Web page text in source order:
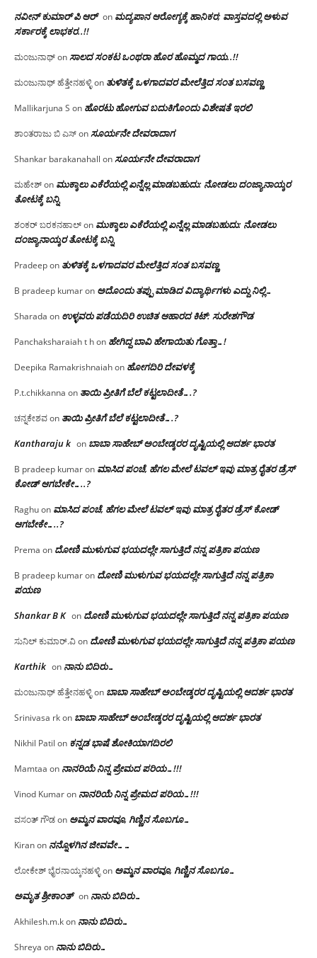
ನವೀನ್ ಕುಮಾರ್ ಪಿ ಆರ್ on ಮದ್ಯಪಾನ ಆರೋಗ್ಯಕ್ಕೆ ಹಾನಿಕರ; ವಾಸ್ತವದಲ್ಲಿ ಅಳುವ
ಸರ್ಕಾರಕ್ಕೆ ಲಾಭಕರ..!!
ಮಂಜುನಾಥ್onಸಾಲದ ಸಂಕಟ ಒಂಥರಾ ಹೊರ ಹೊಮ್ಮದ ಗಾಯ..!!
ಮಂಜುನಾಥ್ ಹೆತ್ತೇನಹಳ್ಳಿon ತುಳಿತಕ್ಕೆ ಒಳಗಾದವರ ಮೇಲೆತ್ತಿದ ಸಂತ ಬಸವಣ್ಣ
Mallikarjuna S on ಹೊರಟು ಹೋಗುವ ಬದುಕಿಗೊಂದು ವಿಶೇಷತೆ ಇರಲಿ
ಶಾಂತರಾಜು ಬಿ ಎಸ್onಸೂರ್ಯನೇ ದೇವರಾದಾಗ
Shankar barakanahall onಸೂರ್ಯನೇ ದೇವರಾದಾಗ
ಮಹೇಶ್on ಮುಕ್ಕಾಲು ಎಕೆರೆಯಲ್ಲಿ ಏನ್ನೆಲ್ಲ‌ ಮಾಡಬಹುದು: ನೋಡಲು ದಂಜ್ಯಾನಾಯ್ಕರ
ತೋಟಕ್ಕೆ ಬನ್ನಿ
ಶಂಕರ್ ಬರಕನಹಾಲ್on ಮುಕ್ಕಾಲು ಎಕೆರೆಯಲ್ಲಿ ಏನ್ನೆಲ್ಲ‌ ಮಾಡಬಹುದು: ನೋಡಲು
ದಂಜ್ಯಾನಾಯ್ಕರ ತೋಟಕ್ಕೆ ಬನ್ನಿ
Pradeepon ತುಳಿತಕ್ಕೆ ಒಳಗಾದವರ ಮೇಲೆತ್ತಿದ ಸಂತ ಬಸವಣ್ಣ
B pradeep kumaron ಅದೊಂದು ತಪ್ಪು ಮಾಡಿದ ವಿದ್ಯಾರ್ಥಿಗಳು ಎದ್ದು ನಿಲ್ಲಿ…
Sharada on ಉಳ್ಳವರು ಪಡೆಯದಿರಿ ಉಚಿತ ಆಹಾರದ ಕಿಟ್: ಸುರೇಶಗೌಡ
Panchaksharaiah t hon ಹೇಗಿದ್ದ ಬಾವಿ ಹೇಗಾಯಿತು ಗೊತ್ತಾ…!
Deepika Ramakrishnaiahon ಹೋಗದಿರಿ ದೇವಳಕ್ಕೆ
P.t.chikkanna on ತಾಯಿ ಪ್ರೀತಿಗೆ ಬೆಲೆ ಕಟ್ಟಲಾದೀತೆ….?
ಚನ್ನಕೇಶವon ತಾಯಿ ಪ್ರೀತಿಗೆ ಬೆಲೆ ಕಟ್ಟಲಾದೀತೆ….?
Kantharaju k on ಬಾಬಾ ಸಾಹೇಬ್ ಅಂಬೇಡ್ಕರರ ದೃಷ್ಟಿಯಲ್ಲಿ ಆದರ್ಶ ಭಾರತ
B pradeep kumaron ಮಾಸಿದ ಪಂಚೆ, ಹೆಗಲ ಮೇಲೆ ಟವಲ್‌ ಇವು ಮಾತ್ರ ರೈತರ ಡ್ರೆಸ್‌
ಕೋಡ್ ಆಗಬೇಕೇ…..?‌
Raghuon ಮಾಸಿದ ಪಂಚೆ, ಹೆಗಲ ಮೇಲೆ ಟವಲ್‌ ಇವು ಮಾತ್ರ ರೈತರ ಡ್ರೆಸ್‌ ಕೋಡ್
ಆಗಬೇಕೇ…..?‌
Prema on ದೋಣಿ ಮುಳುಗುವ ಭಯದಲ್ಲೇ ಸಾಗುತ್ತಿದೆ ನನ್ನ ಪತ್ರಿಕಾ ಪಯಣ
B pradeep kumaron ದೋಣಿ ಮುಳುಗುವ ಭಯದಲ್ಲೇ ಸಾಗುತ್ತಿದೆ ನನ್ನ ಪತ್ರಿಕಾ
ಪಯಣ
Shankar B K on ದೋಣಿ ಮುಳುಗುವ ಭಯದಲ್ಲೇ ಸಾಗುತ್ತಿದೆ ನನ್ನ ಪತ್ರಿಕಾ ಪಯಣ
ಸುನಿಲ್ ಕುಮಾರ್.ವಿon ದೋಣಿ ಮುಳುಗುವ ಭಯದಲ್ಲೇ ಸಾಗುತ್ತಿದೆ ನನ್ನ ಪತ್ರಿಕಾ ಪಯಣ
Karthik on ನಾನು ಬಿದಿರು…
ಮಂಜುನಾಥ್ ಹೆತ್ತೇನಹಳ್ಳಿon ಬಾಬಾ ಸಾಹೇಬ್ ಅಂಬೇಡ್ಕರರ ದೃಷ್ಟಿಯಲ್ಲಿ ಆದರ್ಶ ಭಾರತ
Srinivasa rkon ಬಾಬಾ ಸಾಹೇಬ್ ಅಂಬೇಡ್ಕರರ ದೃಷ್ಟಿಯಲ್ಲಿ ಆದರ್ಶ ಭಾರತ
Nikhil Patil on ಕನ್ನಡ ಭಾಷೆ ಶೋಕಿಯಾಗದಿರಲಿ
Mamtaa on ನಾನರಿಯೆ ನಿನ್ನ ಪ್ರೇಮದ ಪರಿಯ…!!!
Vinod Kumaron ನಾನರಿಯೆ ನಿನ್ನ ಪ್ರೇಮದ ಪರಿಯ…!!!
ವಸಂತ್ ಗೌಡon ಅಮ್ಮನ ವಾರವೂ, ಗಿಣ್ಣಿನ ಸೊಬಗೂ…
Kiranon ನನ್ನೊಳಗಿನ ಜೀವವೇ……
ಲೋಕೇಶ್ ಭೈರನಾಯ್ಕನಹಳ್ಳಿon ಅಮ್ಮನ ವಾರವೂ, ಗಿಣ್ಣಿನ ಸೊಬಗೂ…
ಅಮೃತ ಶ್ರೀಕಾಂತ್ on ನಾನು ಬಿದಿರು…
Akhilesh.m.kon ನಾನು ಬಿದಿರು…
Shreya on ನಾನು ಬಿದಿರು…